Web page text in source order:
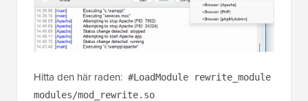
Hitta den här raden: #LoadModule rewrite_module
modules/mod_rewrite.so